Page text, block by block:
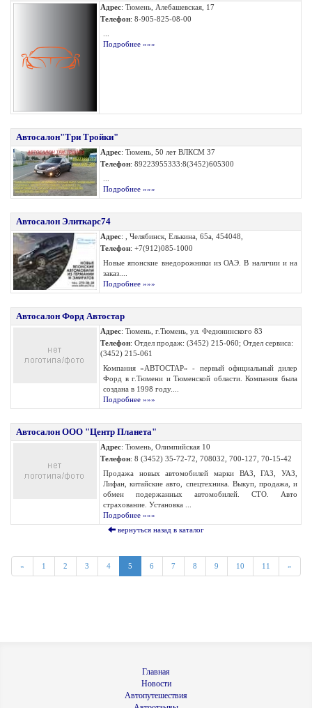
Адрес: Тюмень, Алебашевская, 17
Телефон: 8-905-825-08-00
Подробнее »»»
Автосалон"Три Тройки"
Адрес: Тюмень, 50 лет ВЛКСМ 37
Телефон: 89223955333:8(3452)605300
Подробнее »»»
Автосалон Элиткарс74
Адрес: , Челябинск, Елькина, 65а, 454048,
Телефон: +7(912)085-1000
Новые японские внедорожники из ОАЭ. В наличии и на
заказ....
Подробнее »»»
Автосалон Форд Автостар
Адрес: Тюмень, г.Тюмень, ул. Федюнинского 83
Телефон: Отдел продаж: (3452) 215-060; Отдел сервиса:
(3452) 215-061
Компания «АВТОСТАР» - первый официальный дилер
Форд в г.Тюмени и Тюменской области. Компания была
создана в 1998 году....
Подробнее »»»
Автосалон ООО "Центр Планета"
Адрес: Тюмень, Олимпийская 10
Телефон: 8 (3452) 35-72-72, 708032, 700-127, 70-15-42
Продажа новых автомобилей марки ВАЗ, ГАЗ, УАЗ,
Лифан, китайские авто, спецтехника. Выкуп, продажа, и
обмен подержанных автомобилей. СТО. Авто
страхование. Установка ...
Подробнее »»»
вернуться назад в каталог
« 1 2 3 4 5 6 7 8 9 10 11 »
Главная
Новости
Автопутешествия